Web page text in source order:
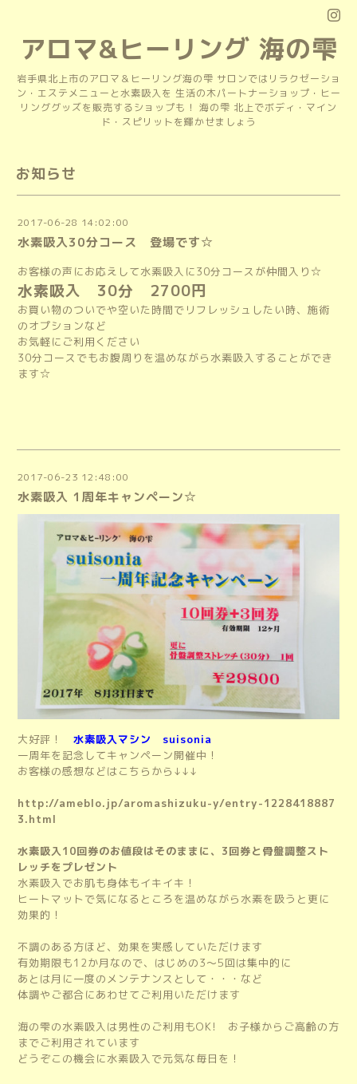
アロマ&ヒーリング 海の雫
岩手県北上市のアロマ＆ヒーリング海の雫 サロンではリラクゼーショ
ン・エステメニューと水素吸入を 生活の木パートナーショップ・ヒー
リンググッズを販売するショップも！ 海の雫 北上でボディ・マイン
ド・スピリットを輝かせましょう
お知らせ
2017-06-28 14:02:00
水素吸入30分コース 登場です☆
お客様の声にお応えして水素吸入に30分コースが仲間入り☆
水素吸入 30分 2700円
お買い物のついでや空いた時間でリフレッシュしたい時、施術
のオプションなど
お気軽にご利用ください
30分コースでもお腹周りを温めながら水素吸入することができ
ます☆
2017-06-23 12:48:00
水素吸入 1周年キャンペーン☆
大好評！ 水素吸入マシン suisonia
一周年を記念してキャンペーン開催中！
お客様の感想などはこちらから↓↓↓
http://ameblo.jp/aromashizuku-y/entry-1228418887
3.html
水素吸入10回券のお値段はそのままに、3回券と骨盤調整スト
レッチをプレゼント
水素吸入でお肌も身体もイキイキ！
ヒートマットで気になるところを温めながら水素を吸うと更に
効果的！
不調のある方ほど、効果を実感していただけます
有効期限も12か月なので、はじめの3～5回は集中的に
あとは月に一度のメンテナンスとして・・・など
体調やご都合にあわせてご利用いただけます
海の雫の水素吸入は男性のご利用もOK! お子様からご高齢の方
までご利用されています
どうぞこの機会に水素吸入で元気な毎日を！